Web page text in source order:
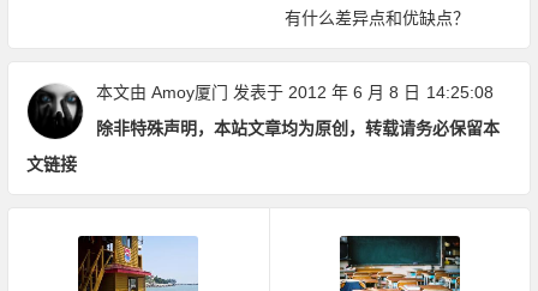
有什么差异点和优缺点？
本文由 Amoy厦门 发表于 2012 年 6 月 8 日 14:25:08
除非特殊声明，本站文章均为原创，转载请务必保留本
文链接